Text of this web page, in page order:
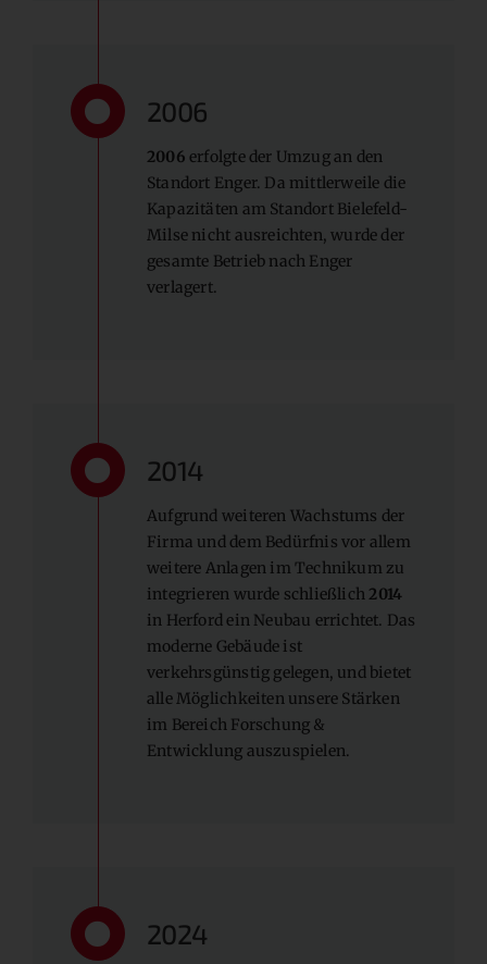
2006
2006 erfolgte der Umzug an den
Standort Enger. Da mittlerweile die
Kapazitäten am Standort Bielefeld-
Milse nicht ausreichten, wurde der
gesamte Betrieb nach Enger
verlagert.
2014
Aufgrund weiteren Wachstums der
Firma und dem Bedürfnis vor allem
weitere Anlagen im Technikum zu
integrieren wurde schließlich2014
in Herford ein Neubau errichtet. Das
moderne Gebäude ist
verkehrsgünstig gelegen, und bietet
alle Möglichkeiten unsere Stärken
im Bereich Forschung &
Entwicklung auszuspielen.
2024